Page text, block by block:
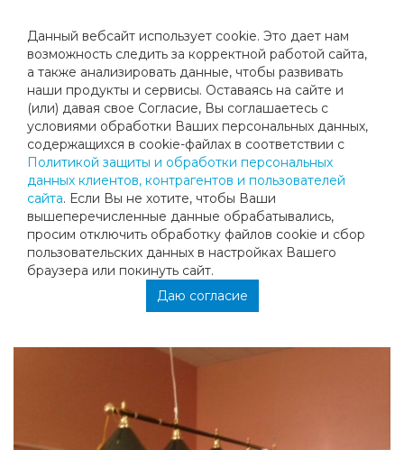
Данный вебсайт использует cookie. Это дает нам
возможность следить за корректной работой сайта,
а также анализировать данные, чтобы развивать
наши продукты и сервисы. Оставаясь на сайте и
(или) давая свое Согласие, Вы соглашаетесь с
условиями обработки Ваших персональных данных,
содержащихся в cookie-файлах в соответствии с
Политикой защиты и обработки персональных
данных клиентов, контрагентов и пользователей
сайта. Если Вы не хотите, чтобы Ваши
вышеперечисленные данные обрабатывались,
просим отключить обработку файлов cookie и сбор
пользовательских данных в настройках Вашего
браузера или покинуть сайт.
Даю согласие
ПОЗДРАВЛЯЕМ АЛЕКСАНДРА
ПУНДЕЛЯ, КОТОРЫЙ ЗАНЯЛ 2 МЕСТО
В ПАРНОМ РАЗРЯДЕ НА ТУРНИРЕ 3
КАТЕГОРИИ "ОСЕННЕЕ ПЕРВЕНСТВО
ТАМБОВСКОЙ ОБЛАСТИ!"
Поздравляем Александра Пунделя, который занял 2
место в парном разряде на турнире 3 категории